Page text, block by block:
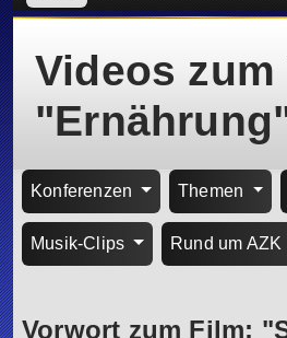
Videos zum
Konferenzen Themen
Musik-Clips Rund um AZK
Vorwort zum Film: